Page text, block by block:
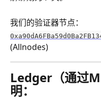
我们的验证器节点：
(Allnodes)
Ledger（通过
明：